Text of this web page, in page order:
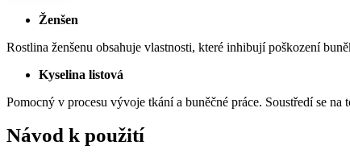
Ženšen
Rostlina ženšenu obsahuje vlastnosti, které inhibují poškození
Kyselina listová
Pomocný v procesu vývoje tkání a buněčné práce. Soustředí se
Návod k použití